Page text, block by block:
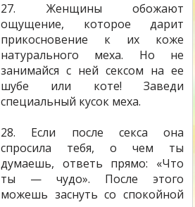
27. Женщины обожают
ощущение, которое дарит
прикосновение к их коже
натурального меха. Но не
занимайся с ней сексом на ее
шубе или коте! Заведи
специальный кусок меха.
28. Если после секса она
спросила тебя, о чем ты
думаешь, ответь прямо: «Что
ты — чудо». После этого
можешь заснуть со спокойной